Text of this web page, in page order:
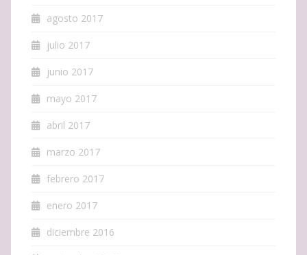
agosto 2017
julio 2017
junio 2017
mayo 2017
abril 2017
marzo 2017
febrero 2017
enero 2017
diciembre 2016